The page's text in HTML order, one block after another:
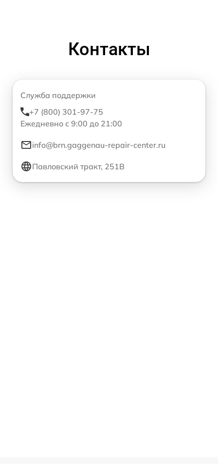
Контакты
Служба поддержки
+7 (800) 301-97-75
Ежедневно с 9:00 до 21:00
info@brn.gaggenau-repair-center.ru
Павловский тракт, 251В